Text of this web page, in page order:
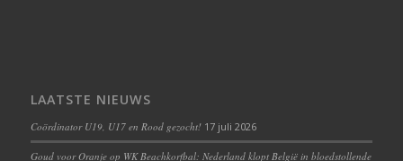
LAATSTE NIEUWS
Coördinator U19, U17 en Rood gezocht! 17 juli 2026
Goud voor Oranje op WK Beachkorfbal: Nederland klopt België in bloedstollende